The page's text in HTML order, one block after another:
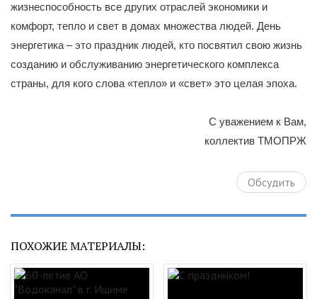
жизнеспособность все других отраслей экономики и
комфорт, тепло и свет в домах множества людей. День
энергетика – это праздник людей, кто посвятил свою жизнь
созданию и обслуживанию энергетического комплекса
страны, для кого слова «тепло» и «свет» это целая эпоха.
С уважением к Вам,
коллектив ТМОПРЖ
Обсудить
ПОХОЖИЕ МАТЕРИАЛЫ: